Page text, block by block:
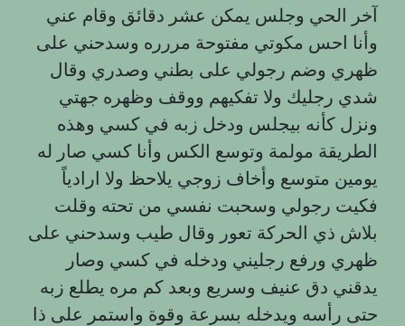
آخر الحي وجلس يمكن عشر دقائق وقام عني
وأنا احس مكوتي مفتوحة مررره وسدحني على
ظهري وضم رجولي على بطني وصدري وقال
شدي رجليك ولا تفكيهم ووقف وظهره جهتي
ونزل كأنه بيجلس ودخل زبه في كسي وهذه
الطريقة مولمة وتوسع الكس وأنا كسي صار له
يومين متوسع وأخاف زوجي يلاحظ ولا ارادياً
فكيت رجولي وسحبت نفسي من تحته وقلت
بلاش ذي الحركة تعور وقال طيب وسدحني على
ظهري ورفع رجليني ودخله في كسي وصار
يدقني دق عنيف وسريع وبعد كم مره يطلع زبه
حتى رأسه ويدخله بسرعة وقوة واستمر على ذا